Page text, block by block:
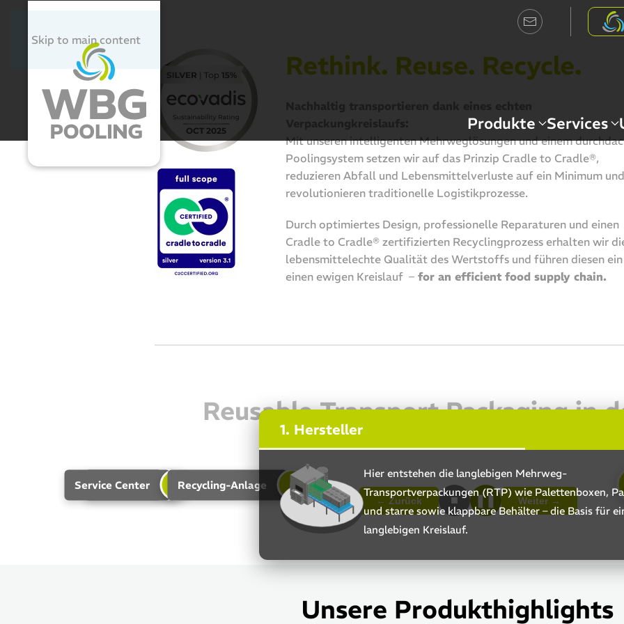
Skip to main content
Produkte Services
Rethink. Reuse. Recycle.
Mit unseren intelligenten Mehrweglösungen und einem
Poolingsystem setzen wir auf das Prinzip Cradle to Cradle®,
reduzieren Abfall und Lebensmittelverluste auf ein Minimum und
revolutionieren traditionelle Logistikprozesse.
Durch optimiertes Design, professionelle Reparaturen und einen
Cradle to Cradle® zertifizierten Recyclingprozess erhalten wir
lebensmittelechte Qualität des Wertstoffs und führen diesen
einen ewigen Kreislauf – for an efficient food supply chain.
Reusable Transport Packaging in
Unloader 5
Service Center 6
Recycling-Anlage
1. Hersteller
Hier entstehen die langlebigen Mehrweg-
Transportverpackungen (RTP) wie Palettenboxen,
und starre sowie klappbare Behälter – die Basis für
langlebigen Kreislauf.
← Zurück ■ ❚❚ Weiter →
Unsere Produkthighlights